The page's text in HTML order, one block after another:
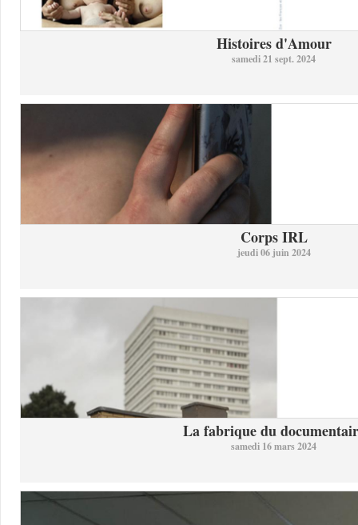
Histoires d'Amour
samedi 21 sept. 2024
Corps IRL
jeudi 06 juin 2024
La fabrique du
samedi 16 mars 2024